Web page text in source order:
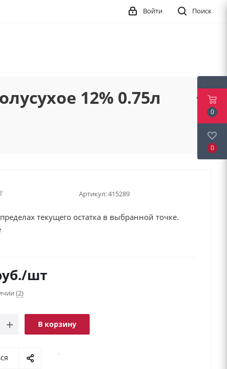
Поиск
Войти
12% 0.75л
Артикул:415289
текущего остатка в выбранной точке.
/шт
(2)
В корзину
.
0
0